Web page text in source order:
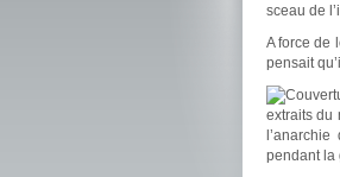
sceau de
A force de
pensait
extraits du
pendant la